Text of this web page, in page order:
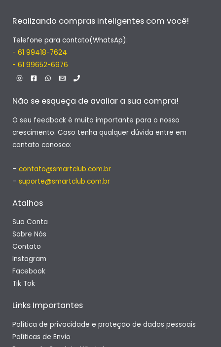
Realizando compras inteligentes com você!
Telefone para contato(WhatsAp):
- 61 99418-7624
- 61 99652-6976
Não se esqueça de avaliar a sua compra!
O seu feedback é muito importante para o nosso
crescimento. Caso tenha qualquer dúvida entre em
contato conosco:
– contato@smartclub.com.br
– suporte@smartclub.com.br
Atalhos
Sua Conta
Sobre Nós
Contato
Instagram
Facebook
Tik Tok
Links Importantes
Política de privacidade e proteção de dados pessoais
Políticas de Envio